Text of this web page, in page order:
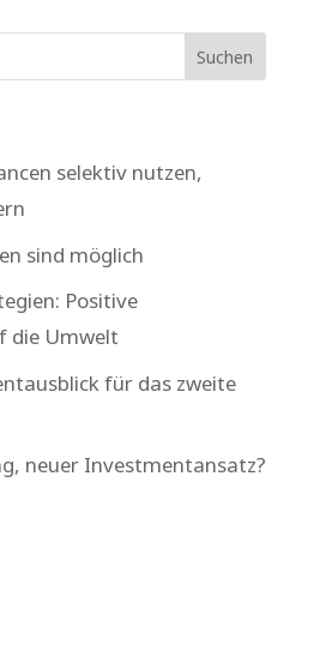
selektiv nutzen,
sind möglich
Positive
die Umwelt
für das zweite
neuer Investmentansatz?